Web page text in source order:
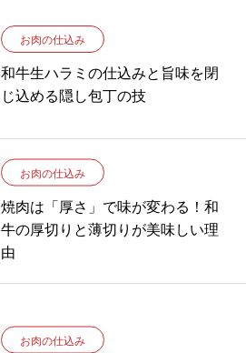
お肉の仕込み
和牛生ハラミの仕込みと旨味を閉
じ込める隠し包丁の技
お肉の仕込み
焼肉は「厚さ」で味が変わる！和
牛の厚切りと薄切りが美味しい理
由
お肉の仕込み